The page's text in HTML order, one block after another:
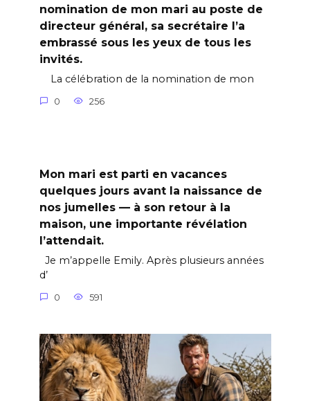
nomination de mon mari au poste de
directeur général, sa secrétaire l’a
embrassé sous les yeux de tous les
invités.
La célébration de la nomination de mon
0 256
Mon mari est parti en vacances
quelques jours avant la naissance de
nos jumelles — à son retour à la
maison, une importante révélation
l’attendait.
Je m’appelle Emily. Après plusieurs années
d’
0 591